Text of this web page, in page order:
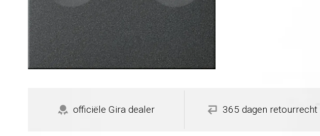
officiële Gira dealer 365 dagen retourrecht